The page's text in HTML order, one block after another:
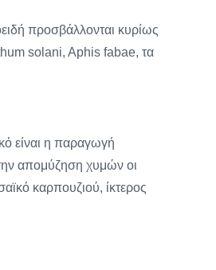
προσβάλλονται κυρίως
solani, Aphis fabae, τα
είναι η παραγωγή
απομύζηση χυμών οι
καρπουζιού, ίκτερος